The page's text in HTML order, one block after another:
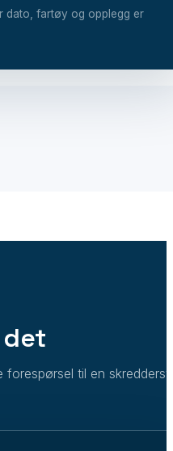
dato, fartøy og opplegg er
forespørsel til en